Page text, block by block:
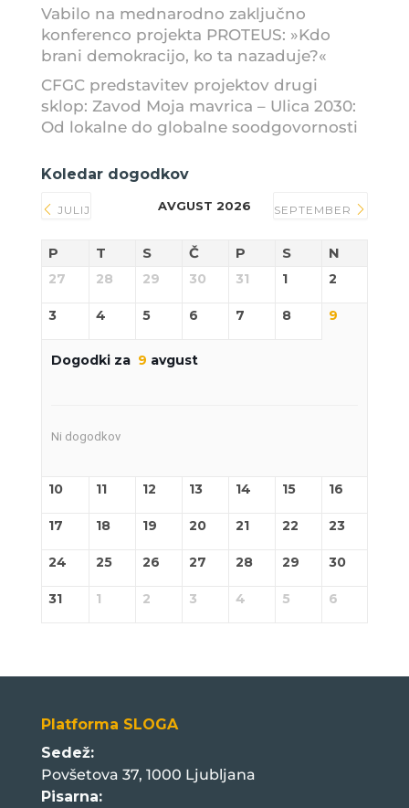
Vabilo na mednarodno zaključno
konferenco projekta PROTEUS: »Kdo
brani demokracijo, ko ta nazaduje?«
CFGC predstavitev projektov drugi
sklop: Zavod Moja mavrica – Ulica 2030:
Od lokalne do globalne soodgovornosti
Koledar dogodkov
JULIJ AVGUST 2026 SEPTEMBER
P T S Č P S N
27 28 29 30 31 1 2
3 4 5 6 7 8 9
Dogodki za 9 avgust
Ni dogodkov
10 11 12 13 14 15 16
17 18 19 20 21 22 23
24 25 26 27 28 29 30
31 1 2 3 4 5 6
Platforma SLOGA
Sedež:
Povšetova 37, 1000 Ljubljana
Pisarna: